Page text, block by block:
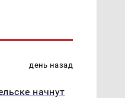
день назад
начнут